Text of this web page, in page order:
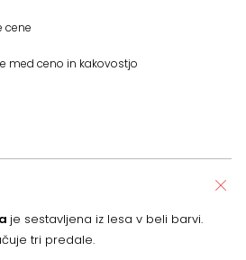
cene
med ceno in kakovostjo
je sestavljena iz lesa v beli barvi.
tri predale.